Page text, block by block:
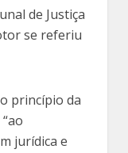
de Justiça
se referiu
princípio da
jurídica e